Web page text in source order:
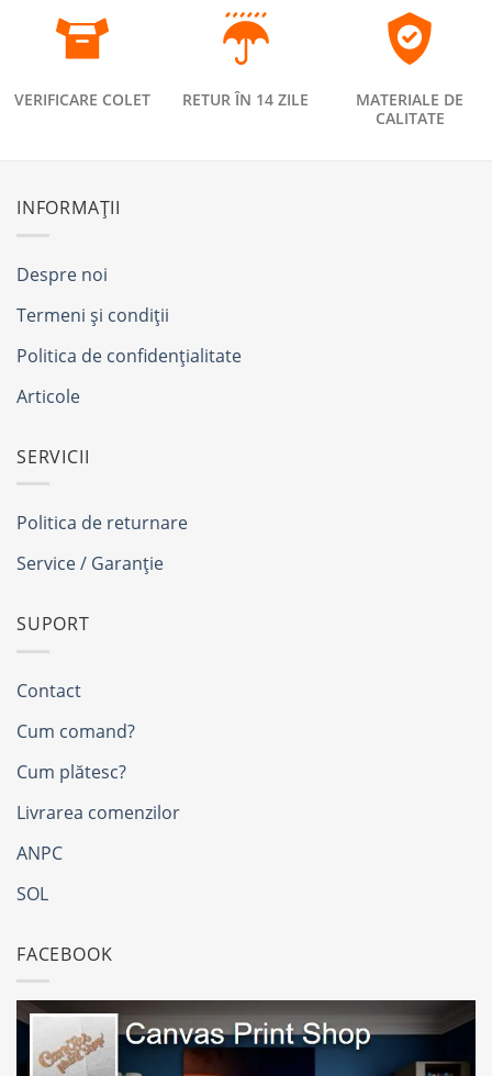
VERIFICARE COLET RETUR ÎN 14 ZILE
MATERIALE DE
CALITATE
INFORMAȚII
Despre noi
Termeni și condiții
Politica de confidențialitate
Articole
SERVICII
Politica de returnare
Service / Garanție
SUPORT
Contact
Cum comand?
Cum plătesc?
Livrarea comenzilor
ANPC
SOL
FACEBOOK